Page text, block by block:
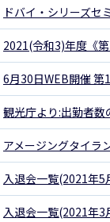
ドバイ・シリーズセ
2021(令和3)年度《
6月30日WEB開催
観光庁より:出勤者
アメージングタイラ
入退会一覧(2021年5
入退会一覧(2021年3